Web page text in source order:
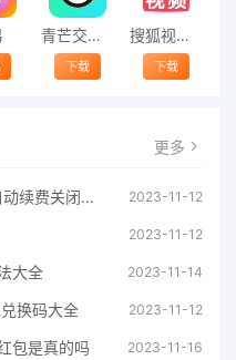
青芒交友软件官方版2021 v1.3
下载
搜狐视频app免费送会员下载安装到手机 v8.8.5
下载
更多
ToonMe怎么取消自动续费？自动续费关闭方法 2023-11-12
2023-11-12
大全 2023-11-14
换码大全 2023-11-12
包是真的吗 2023-11-16